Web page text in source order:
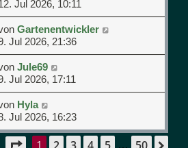
Jul 2026, 10:11
Gartenentwickler
Jul 2026, 21:36
Jule69
Jul 2026, 17:11
Hyla
Jul 2026, 16:23
…